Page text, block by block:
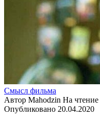
Смысл фильма
Автор Mahodzin На чтение
Опубликовано 20.04.2020